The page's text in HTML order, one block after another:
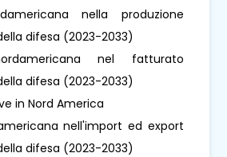
nella produzione
difesa (2023-2033)
nel fatturato
difesa (2023-2033)
in Nord America
nell'import ed export
difesa (2023-2033)